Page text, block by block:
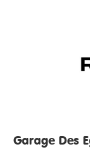
Garage Des